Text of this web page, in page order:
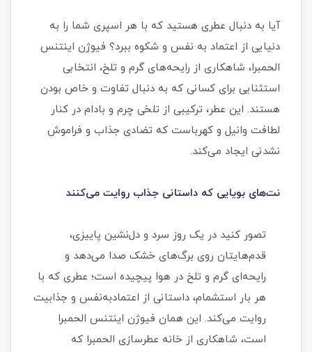
آیا به دنبال عطری هستید که با هر اسپری شما را به
دنیایی از اعتماد به نفس و شکوه ببرد؟ فیوژن اینتنس
الحمبرا، شاهکاری از رایحه‌های گرم و تلخ، انتخابی
استثنایی برای کسانی که به دنبال تفاوت و خاص بودن
هستند. این عطر، ترکیبی از تلخی چرم و بادام در کنار
لطافت وانیل و کهرباست که تضادی جذاب و فراموش
نشدنی ایجاد می‌کند.
نت‌های بویایی که داستانی جذاب روایت می‌کنند
تصور کنید در یک روز سرد و دل‌نشین پاییزی،
قدم‌هایتان روی برگ‌های خشک صدا می‌دهد و
رایحه‌ای گرم و تلخ در هوا پیچیده است؛ عطری که با
هر بار استشمام، داستانی از اعتماد‌به‌نفس و جذابیت
روایت می‌کند. این همان فیوژن اینتنس الحمبرا
است، شاهکاری از خانه عطرسازی الحمبرا که